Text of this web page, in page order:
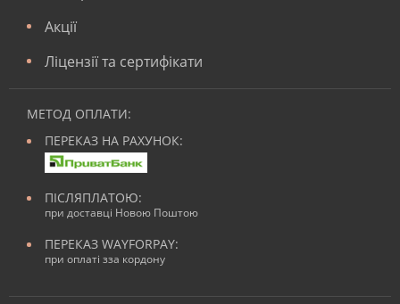
Акції
Ліцензії та сертифікати
МЕТОД ОПЛАТИ:
ПЕРЕКАЗ НА РАХУНОК:
ПІСЛЯПЛАТОЮ:
при доставці Новою Поштою
ПЕРЕКАЗ WAYFORPAY:
при оплаті зза кордону